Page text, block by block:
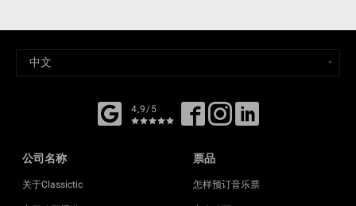
4,9/5
公司名称
关于Classictic
票品
怎样预订音乐票